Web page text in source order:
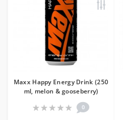
Maxx Happy Energy Drink (250
ml, melon & gooseberry)
0